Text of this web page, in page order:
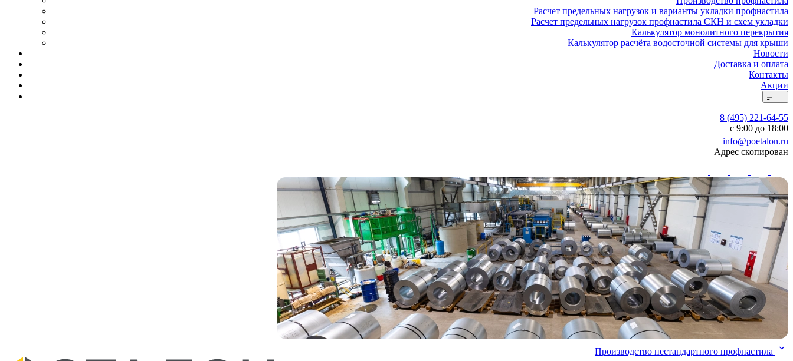
Расчет предельных нагрузок и варианты укладки профнастила
Расчет предельных нагрузок профнастила СКН и схем укладки
Калькулятор монолитного перекрытия
Калькулятор расчёта водосточной системы для крыши
Новости
Доставка и оплата
Контакты
Акции
8 (495) 221-64-55
с 9:00 до 18:00
info@poetalon.ru
Адрес скопирован
Производство нестандартного профнастила